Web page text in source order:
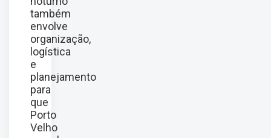
também
envolve
organização,
logística
e
planejamento
para
que
Porto
Velho